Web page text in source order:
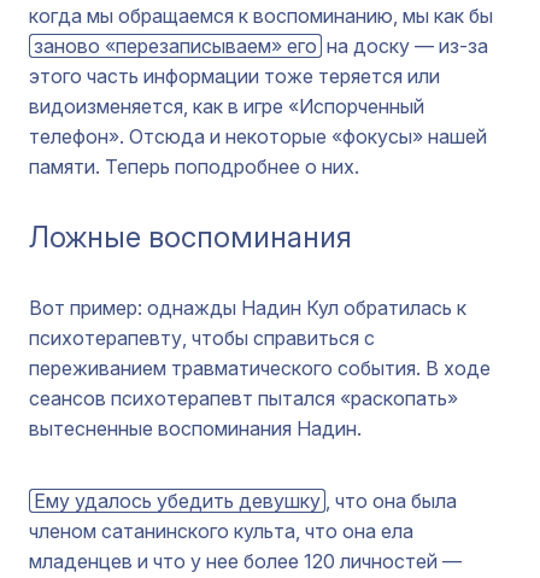
когда мы обращаемся к воспоминанию, мы как бы
заново «перезаписываем» его на доску — из-за
этого часть информации тоже теряется или
видоизменяется, как в игре «Испорченный
телефон». Отсюда и некоторые «фокусы» нашей
памяти. Теперь поподробнее о них.
Ложные воспоминания
Вот пример: однажды Надин Кул обратилась к
психотерапевту, чтобы справиться с
переживанием травматического события. В ходе
сеансов психотерапевт пытался «раскопать»
вытесненные воспоминания Надин.
Ему удалось убедить девушку , что она была
членом сатанинского культа, что она ела
младенцев и что у нее более 120 личностей —